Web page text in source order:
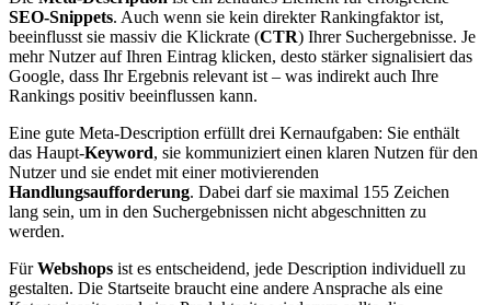
SEO-Snippets. Auch wenn sie kein direkter Rankingfaktor ist,
beeinflusst sie massiv die Klickrate (CTR) Ihrer Suchergebnisse. Je
mehr Nutzer auf Ihren Eintrag klicken, desto stärker signalisiert das
Google, dass Ihr Ergebnis relevant ist – was indirekt auch Ihre
Rankings positiv beeinflussen kann.
Eine gute Meta-Description erfüllt drei Kernaufgaben: Sie enthält
das Haupt-Keyword, sie kommuniziert einen klaren Nutzen für den
Nutzer und sie endet mit einer motivierenden
Handlungsaufforderung. Dabei darf sie maximal 155 Zeichen
lang sein, um in den Suchergebnissen nicht abgeschnitten zu
werden.
FürWebshops ist es entscheidend, jede Description individuell zu
gestalten. Die Startseite braucht eine andere Ansprache als eine